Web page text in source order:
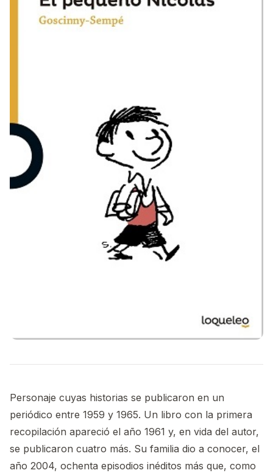
Personaje cuyas historias se publicaron en un
periódico entre 1959 y 1965. Un libro con la primera
recopilación apareció el año 1961 y, en vida del autor,
se publicaron cuatro más. Su familia dio a conocer, el
año 2004, ochenta episodios inéditos más que, como